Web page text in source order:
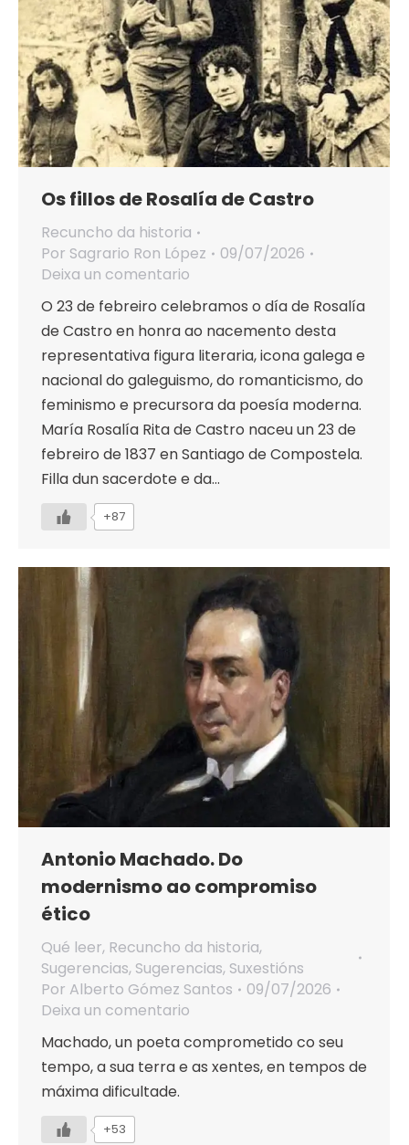
Os fillos de Rosalía de Castro
Recuncho da historia
Por Sagrario Ron López
09/07/2026
Deixa un comentario
O 23 de febreiro celebramos o día de Rosalía
de Castro en honra ao nacemento desta
representativa figura literaria, icona galega e
nacional do galeguismo, do romanticismo, do
feminismo e precursora da poesía moderna.
María Rosalía Rita de Castro naceu un 23 de
febreiro de 1837 en Santiago de Compostela.
Filla dun sacerdote e da…
+87
Antonio Machado. Do
modernismo ao compromiso
ético
Qué leer, Recuncho da historia,
Sugerencias, Sugerencias, Suxestións
Por Alberto Gómez Santos
09/07/2026
Deixa un comentario
Machado, un poeta comprometido co seu
tempo, a sua terra e as xentes, en tempos de
máxima dificultade.
+53